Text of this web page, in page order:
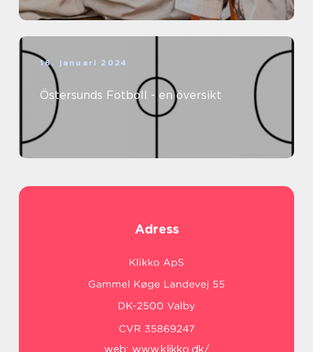
16. januari 2024
Östersunds Fotboll - en översikt
Adress
web: www.klikko.dk/